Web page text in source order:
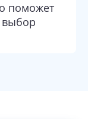
поможет
выбор